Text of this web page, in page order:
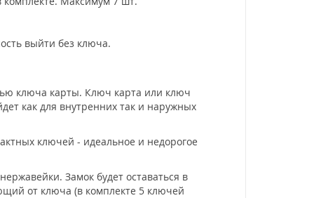
выйти без ключа.
ключа карты. Ключ карта или ключ
как для внутренних так и наружных
ключей - идеальное и недорогое
Замок будет оставаться в
от ключа (в комплекте 5 ключей